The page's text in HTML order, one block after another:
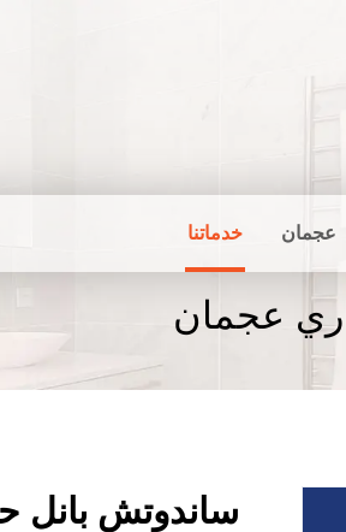
عجمان خدماتنا
عجمان
ساندوتش بانل